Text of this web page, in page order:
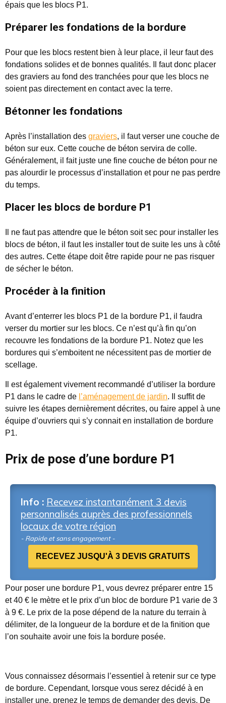
épais que les blocs P1.
Préparer les fondations de la bordure
Pour que les blocs restent bien à leur place, il leur faut des
fondations solides et de bonnes qualités. Il faut donc placer
des graviers au fond des tranchées pour que les blocs ne
soient pas directement en contact avec la terre.
Bétonner les fondations
Après l’installation des graviers, il faut verser une couche de
béton sur eux. Cette couche de béton servira de colle.
Généralement, il fait juste une fine couche de béton pour ne
pas alourdir le processus d’installation et pour ne pas perdre
du temps.
Placer les blocs de bordure P1
Il ne faut pas attendre que le béton soit sec pour installer les
blocs de béton, il faut les installer tout de suite les uns à côté
des autres. Cette étape doit être rapide pour ne pas risquer
de sécher le béton.
Procéder à la finition
Avant d’enterrer les blocs P1 de la bordure P1, il faudra
verser du mortier sur les blocs. Ce n’est qu’à fin qu’on
recouvre les fondations de la bordure P1. Notez que les
bordures qui s’emboitent ne nécessitent pas de mortier de
scellage.
Il est également vivement recommandé d’utiliser la bordure
P1 dans le cadre de l’aménagement de jardin. Il suffit de
suivre les étapes dernièrement décrites, ou faire appel à une
équipe d’ouvriers qui s’y connait en installation de bordure
P1.
Prix de pose d’une bordure P1
Info : Recevez instantanément 3 devis
personnalisés auprès des professionnels
locaux de votre région
- Rapide et sans engagement -
RECEVEZ JUSQU'À 3 DEVIS GRATUITS
Pour poser une bordure P1, vous devrez préparer entre 15
et 40 € le mètre et le prix d’un bloc de bordure P1 varie de 3
à 9 €. Le prix de la pose dépend de la nature du terrain à
délimiter, de la longueur de la bordure et de la finition que
l’on souhaite avoir une fois la bordure posée.
Vous connaissez désormais l’essentiel à retenir sur ce type
de bordure. Cependant, lorsque vous serez décidé à en
installer une, prenez le temps de demander des devis. De